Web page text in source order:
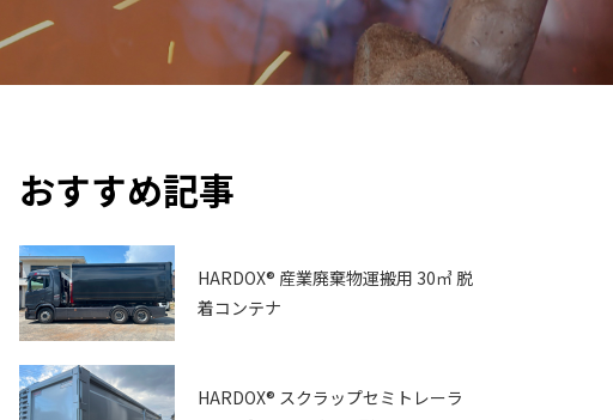
おすすめ記事
HARDOX® 産業廃棄物運搬用 30㎥ 脱
着コンテナ
HARDOX® スクラップセミトレーラ